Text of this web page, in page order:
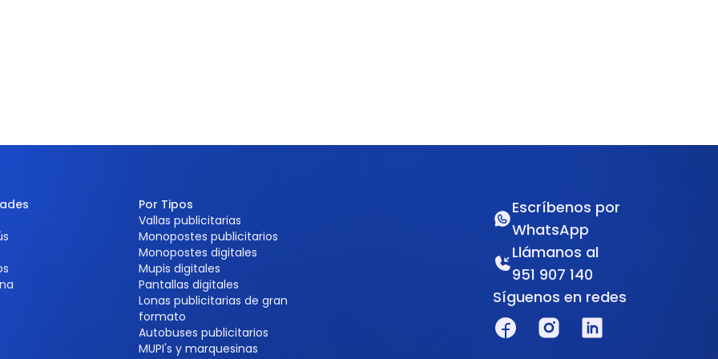
Por Tipos
Vallas publicitarias
Monopostes publicitarios
Monopostes digitales
Mupis digitales
Pantallas digitales
Lonas publicitarias de gran
formato
Autobuses publicitarios
MUPI's y marquesinas
Escríbenos por
WhatsApp
Llámanos al
951 907 140
Síguenos en redes